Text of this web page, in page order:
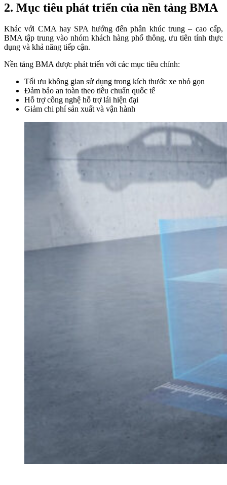
2. Mục tiêu phát triển của nền tảng BMA
Khác với CMA hay SPA hướng đến phân khúc trung – cao cấp,
BMA tập trung vào nhóm khách hàng phổ thông, ưu tiên tính thực
dụng và khả năng tiếp cận.
Nền tảng BMA được phát triển với các mục tiêu chính:
Tối ưu không gian sử dụng trong kích thước xe nhỏ gọn
Đảm bảo an toàn theo tiêu chuẩn quốc tế
Hỗ trợ công nghệ hỗ trợ lái hiện đại
Giảm chi phí sản xuất và vận hành